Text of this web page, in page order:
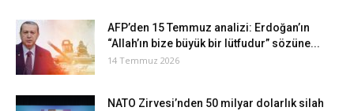
AFP’den 15 Temmuz analizi: Erdoğan’ın
“Allah’ın bize büyük bir lütfudur” sözüne...
14 Temmuz 2026
NATO Zirvesi’nden 50 milyar dolarlık silah